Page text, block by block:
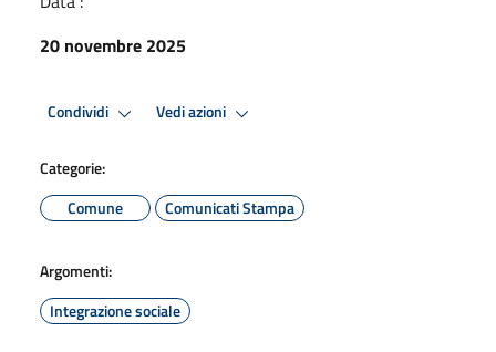
20 novembre 2025
Condividi Vedi azioni
Categorie:
Comune
Comunicati Stampa
Argomenti:
Integrazione sociale